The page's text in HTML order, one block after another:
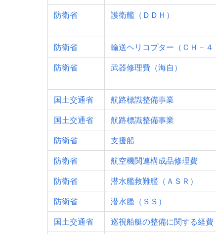
防衛省 護衛艦（ＤＤＨ）
防衛省 輸送ヘリコプター（ＣＨ－
防衛省 武器修理費（海自）
国土交通省 航路標識整備事業
国土交通省 航路標識整備事業
防衛省 支援船
防衛省 航空機関連構成品修理費
防衛省 潜水艦救難艦（ＡＳＲ）
防衛省 潜水艦（ＳＳ）
国土交通省 巡視船艇の整備に関する経費